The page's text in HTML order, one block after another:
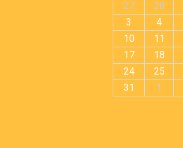
27
28
3
4
10
11
17
18
24
25
31
1